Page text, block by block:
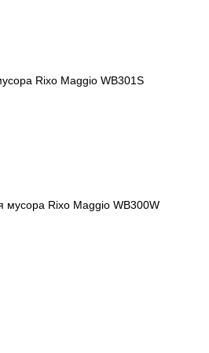
Rixo Maggio WB301S